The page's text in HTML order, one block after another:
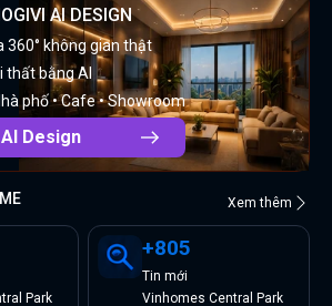
AI DESIGN
360° không gian thật
thất bằng AI
phố • Cafe • Showroom
Design
Xem thêm
Park
+805
Tin mới
Vinhomes Central Park